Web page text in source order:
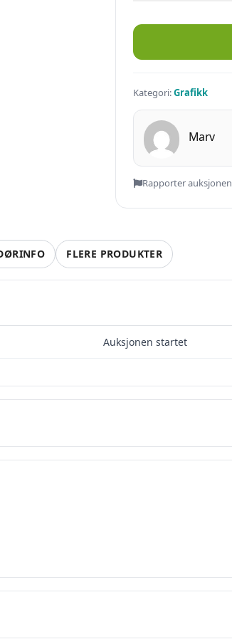
Joan Cornellà – “Work
Kategori:Grafikk
Marv
Rapporter auksjonen
FLERE PRODUKTER
Auksjonen startet